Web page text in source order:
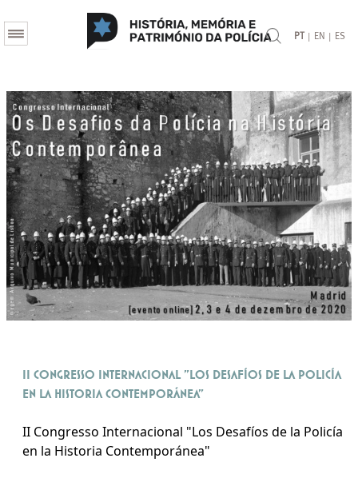
PT | EN | ES
II Congresso Internacional "Los Desafíos de la Policía
en la Historia Contemporánea"
II Congresso Internacional "Los Desafíos de la Policía
en la Historia Contemporánea"